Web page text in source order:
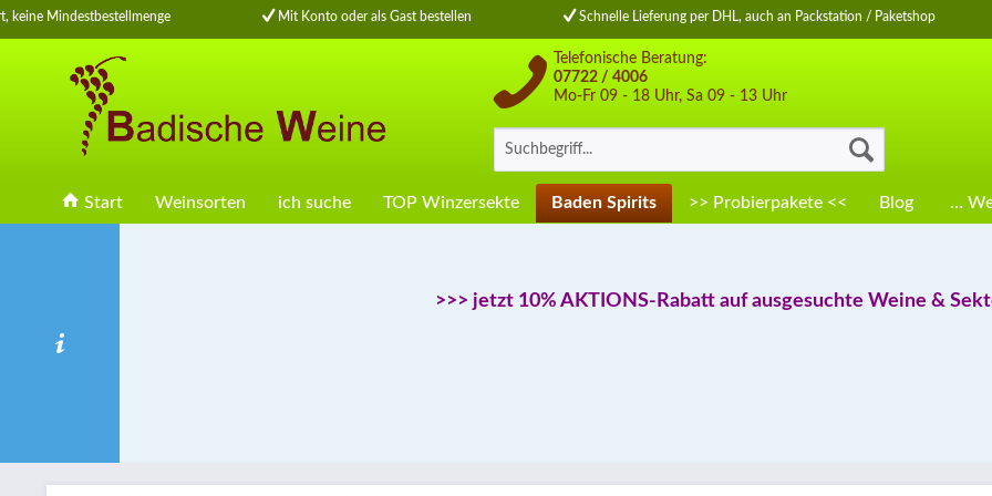
Mindestbestellmenge Mit Konto oder als Gast bestellen Schnelle Lieferung per DHL, auch an Packstation / Paketshop
Telefonische Beratung:
07722 / 4006
Mo-Fr 09 - 18 Uhr, Sa 09 - 13 Uhr
Start Weinsorten ich suche TOP Winzersekte Baden Spirits >> Probierpakete << Blog …
>>> jetzt 10% AKTIONS-Rabatt auf ausgesuchte Weine &